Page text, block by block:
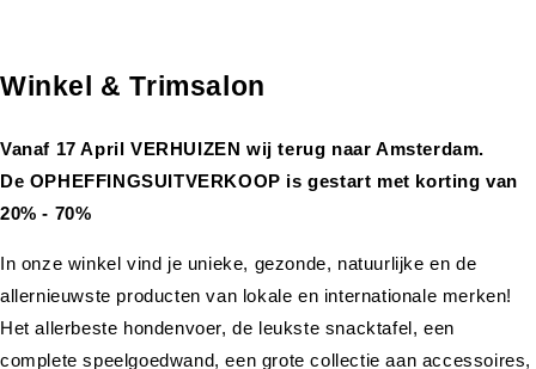
Winkel & Trimsalon
Vanaf 17 April VERHUIZEN wij terug naar Amsterdam.
De OPHEFFINGSUITVERKOOP is gestart met korting van
20% - 70%
In onze winkel vind je unieke, gezonde, natuurlijke en de
allernieuwste producten van lokale en internationale merken!
Het allerbeste hondenvoer, de leukste snacktafel, een
complete speelgoedwand, een grote collectie aan accessoires,